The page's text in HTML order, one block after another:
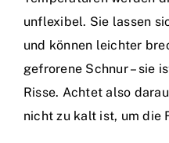
unflexibel. Sie lassen
und können leichter
gefrorene Schnur – sie
Risse. Achtet also
nicht zu kalt ist, um die